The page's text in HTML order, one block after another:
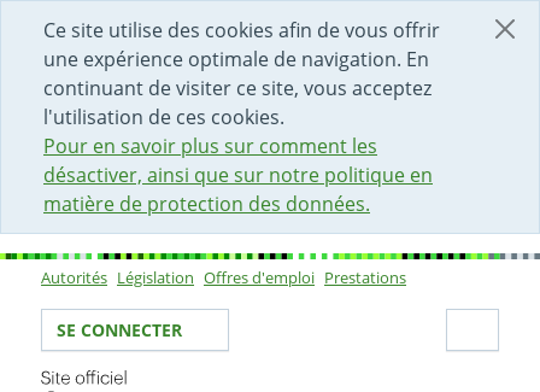
Ce site utilise des cookies afin de vous offrir
une expérience optimale de navigation. En
continuant de visiter ce site, vous acceptez
l'utilisation de ces cookies.
Pour en savoir plus sur comment les
désactiver, ainsi que sur notre politique en
matière de protection des données.
DÉBUT DU CONTENU DE LA PAGE
ACCÈS AU CHAMP DE RECHERCHE
PAGE D'ACCUEIL
FORMULAIRE DE CONTACT
Sous-navigation
Autorités Législation Offres d'emploi Prestations
Votre identité
SE CONNECTER